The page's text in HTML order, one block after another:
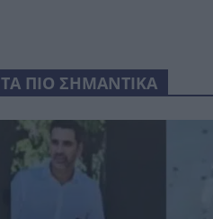
ΤΑ ΠΙΟ ΣΗΜΑΝΤΙΚΑ